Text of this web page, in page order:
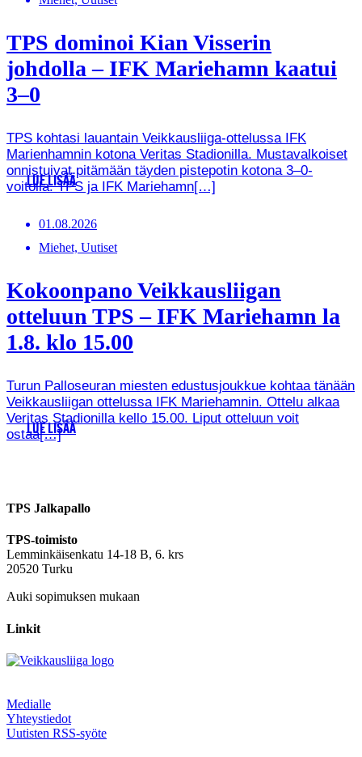
TPS dominoi Kian Visserin
johdolla – IFK Mariehamn kaatui
3–0
TPS kohtasi lauantain Veikkausliiga-ottelussa IFK
Marienhamnin kotona Veritas Stadionilla. Mustavalkoiset
onnistuivat pitämään täyden pistepotin kotona 3–0-
voitolla. TPS ja IFK Mariehamn[…]
LUE LISÄÄ
01.08.2026
Miehet, Uutiset
Kokoonpano Veikkausliigan
otteluun TPS – IFK Mariehamn la
1.8. klo 15.00
Turun Palloseuran miesten edustusjoukkue kohtaa tänään
Veikkausliigan ottelussa IFK Mariehamnin. Ottelu alkaa
Veritas Stadionilla kello 15.00. Liput otteluun voit
ostaa[…]
LUE LISÄÄ
TPS Jalkapallo
TPS-toimisto
Lemminkäisenkatu 14-18 B, 6. krs
20520 Turku
Auki sopimuksen mukaan
Linkit
Medialle
Yhteystiedot
Uutisten RSS-syöte